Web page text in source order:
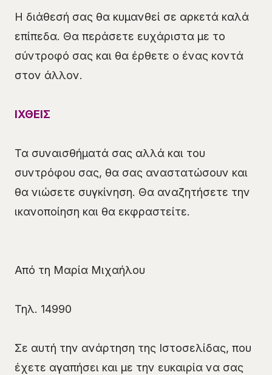
Η διάθεσή σας θα κυμανθεί σε αρκετά καλά
επίπεδα. Θα περάσετε ευχάριστα με το
σύντροφό σας και θα έρθετε ο ένας κοντά
στον άλλον.
ΙΧΘΕΙΣ
Τα συναισθήματά σας αλλά και του
συντρόφου σας, θα σας αναστατώσουν και
θα νιώσετε συγκίνηση. Θα αναζητήσετε την
ικανοποίηση και θα εκφραστείτε.
Από τη Μαρία Μιχαήλου
Τηλ. 14990
Σε αυτή την ανάρτηση της Ιστοσελίδας, που
έχετε αγαπήσει και με την ευκαιρία να σας